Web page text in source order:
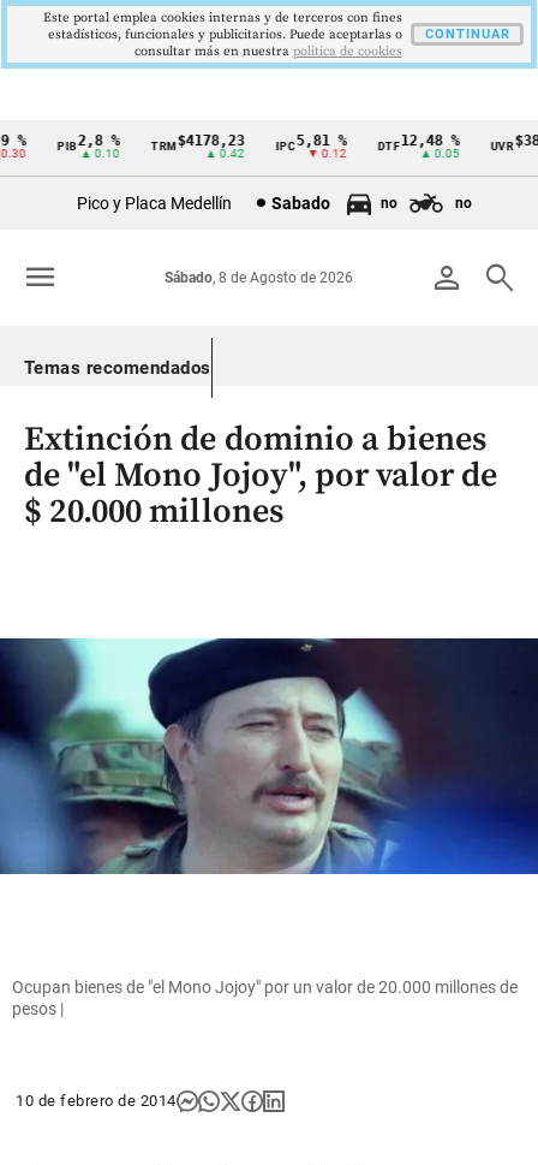
Cintillo
Colombia
2,8 %
▲ 0.10
TRM$4178,23
▲ 0.42
5,81 %
▼ 0.12
DTF12,48 %
▲ 0.05
UVR
Pico y Placa Medellín Sabado no no
person search
Sábado, 8 de Agosto de 2026
menu
Temas recomendados
Extinción de dominio a bienes
de "el Mono Jojoy", por valor de
$ 20.000 millones
Ocupan bienes de "el Mono Jojoy" por un valor de 20.000 millones de
pesos |
10 de febrero de 2014
Este portal emplea cookies internas y de terceros con fines
estadísticos, funcionales y publicitarios. Puede aceptarlas o
consultar más en nuestra politica de cookies
CONTINUAR